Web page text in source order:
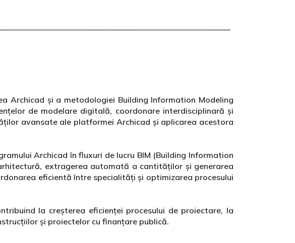
Archicad și a metodologiei Building Information Modeling
de modelare digitală, coordonare interdisciplinară și
avansate ale platformei Archicad și aplicarea acestora
Archicad în fluxuri de lucru BIM (Building Information
extragerea automată a cantităților și generarea
eficientă între specialități și optimizarea procesului
la creșterea eficienței procesului de proiectare, la
și proiectelor cu finanțare publică.